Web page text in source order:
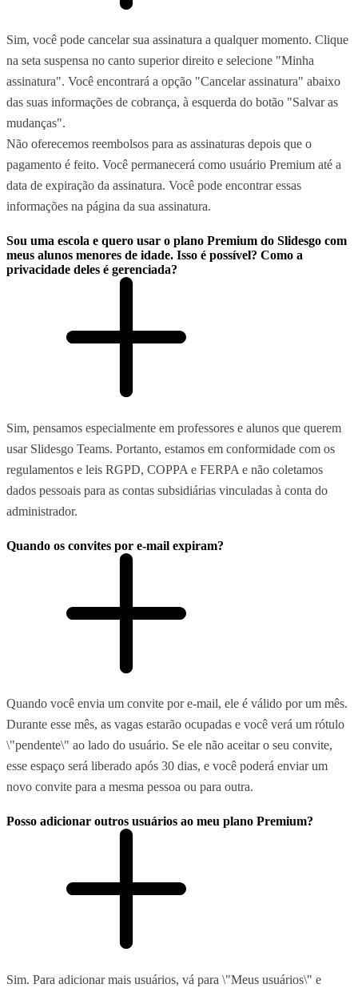
Sim, você pode cancelar sua assinatura a qualquer momento. Clique
na seta suspensa no canto superior direito e selecione "Minha
assinatura". Você encontrará a opção "Cancelar assinatura" abaixo
das suas informações de cobrança, à esquerda do botão "Salvar as
mudanças".
Não oferecemos reembolsos para as assinaturas depois que o
pagamento é feito. Você permanecerá como usuário Premium até a
data de expiração da assinatura. Você pode encontrar essas
informações na página da sua assinatura.
Sou uma escola e quero usar o plano Premium do Slidesgo com
meus alunos menores de idade. Isso é possível? Como a
privacidade deles é gerenciada?
Sim, pensamos especialmente em professores e alunos que querem
usar Slidesgo Teams. Portanto, estamos em conformidade com os
regulamentos e leis RGPD, COPPA e FERPA e não coletamos
dados pessoais para as contas subsidiárias vinculadas à conta do
administrador.
Quando os convites por e-mail expiram?
Quando você envia um convite por e-mail, ele é válido por um mês.
Durante esse mês, as vagas estarão ocupadas e você verá um rótulo
\"pendente\" ao lado do usuário. Se ele não aceitar o seu convite,
esse espaço será liberado após 30 dias, e você poderá enviar um
novo convite para a mesma pessoa ou para outra.
Posso adicionar outros usuários ao meu plano Premium?
Sim. Para adicionar mais usuários, vá para \"Meus usuários\" e